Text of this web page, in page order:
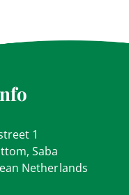
1
Saba
Netherlands